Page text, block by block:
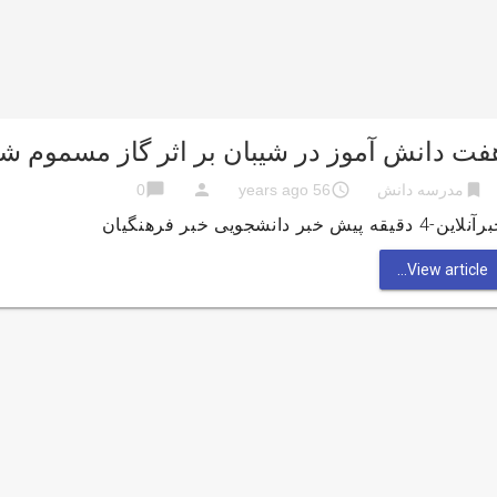
دانش آموز در شیبان بر اثر گاز مسموم
bookmark مدرسه دانش access_time
56 years ago
person
chat_bubble
0
4 دقیقه پیش خبر دانشجویی خبر فرهنگیان
View article...